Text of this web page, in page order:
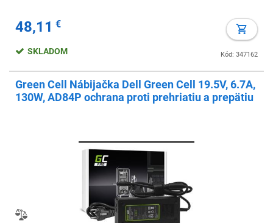
48,11 €
Kód: 347162
SKLADOM
Green Cell Nábijačka Dell Green Cell 19.5V, 6.7A,
130W, AD84P ochrana proti prehriatiu a prepätiu